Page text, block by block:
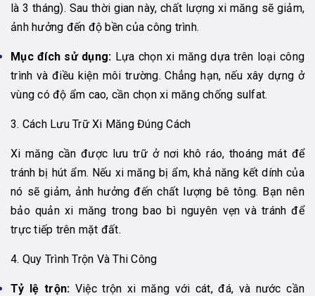
là 3 tháng). Sau thời gian này, chất lượng xi măng sẽ giảm,
ảnh hưởng đến độ bền của công trình.
Mục đích sử dụng: Lựa chọn xi măng dựa trên loại công
trình và điều kiện môi trường. Chẳng hạn, nếu xây dựng ở
vùng có độ ẩm cao, cần chọn xi măng chống sulfat.
3. Cách Lưu Trữ Xi Măng Đúng Cách
Xi măng cần được lưu trữ ở nơi khô ráo, thoáng mát để
tránh bị hút ẩm. Nếu xi măng bị ẩm, khả năng kết dính của
nó sẽ giảm, ảnh hưởng đến chất lượng bê tông. Bạn nên
bảo quản xi măng trong bao bì nguyên vẹn và tránh để
trực tiếp trên mặt đất.
4. Quy Trình Trộn Và Thi Công
Tỷ lệ trộn: Việc trộn xi măng với cát, đá, và nước cần